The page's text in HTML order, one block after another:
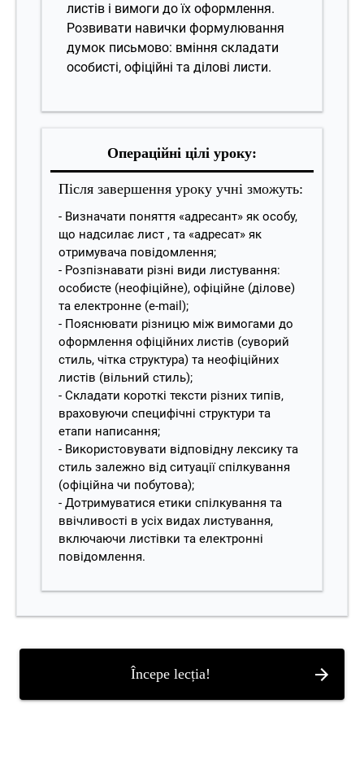
листів і вимоги до їх оформлення.
Розвивати навички формулювання
думок письмово: вміння складати
особисті, офіційні та ділові листи.
Операційні цілі уроку:
Після завершення уроку учні зможуть:
- Визначати поняття «адресант» як особу,
що надсилає лист , та «адресат» як
отримувача повідомлення;
- Розпізнавати різні види листування:
особисте (неофіційне), офіційне (ділове)
та електронне (e-mail);
- Пояснювати різницю між вимогами до
оформлення офіційних листів (суворий
стиль, чітка структура) та неофіційних
листів (вільний стиль);
- Складати короткі тексти різних типів,
враховуючи специфічні структури та
етапи написання;
- Використовувати відповідну лексику та
стиль залежно від ситуації спілкування
(офіційна чи побутова);
- Дотримуватися етики спілкування та
ввічливості в усіх видах листування,
включаючи листівки та електронні
повідомлення.
Începe lecția!